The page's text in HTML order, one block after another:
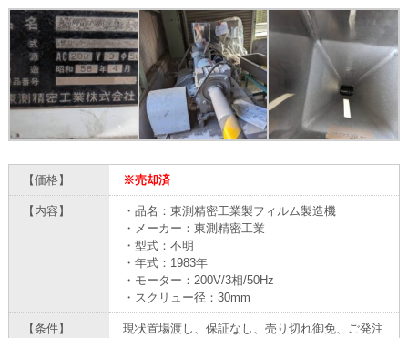
【価格】 ※売却済
【内容】
・品名：東測精密工業製フィルム製造機
・メーカー：東測精密工業
・型式：不明
・年式：1983年
・モーター：200V/3相/50Hz
・スクリュー径：30mm
【条件】
現状置場渡し、保証なし、売り切れ御免、ご発注